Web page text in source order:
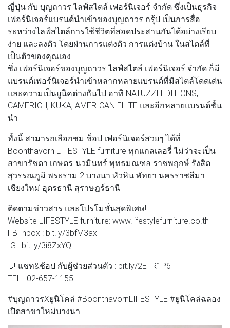
ญี่ปุ่น กับ บุญถาวร ไลฟ์สไตล์ เฟอร์นิเจอร์ จำกัด ซึ่งเป็นธุรกิจ
เฟอร์นิเจอร์แบรนด์นำเข้าของบุญถาวร กรุ้ป เป็นการสื่อ
ระหว่างไลฟ์สไตล์การใช้ชีวิตที่สอดประสานกันได้อย่างเรียบ
ง่าย และลงตัว โดยผ่านการแต่งตัว การแต่งบ้าน ในสไตล์ที่
เป็นตัวของคุณเอง
ซึ่ง เฟอร์นิเจอร์ของบุญถาวร ไลฟ์สไตล์ เฟอร์นิเจอร์ จำกัด ก็มี
แบรนด์เฟอร์นิเจอร์นำเข้าหลากหลายแบรนด์ที่มีสไตล์โดดเด่น
และความเป็นยูนิคต่างกันไป อาทิ NATUZZI EDITIONS,
CAMERICH, KUKA, AMERICAN ELITE และอีกหลายแบรนด์ชั้น
นำ
ทั้งนี้ สามารถเลือกชม ช็อป เฟอร์นิเจอร์สวยๆ ได้ที่
Boonthavorn LIFESTYLE furniture ทุกแกลเลอรี่ ไม่ว่าจะเป็น
สาขารัชดา เกษตร-นวมินทร์ พุทธมณฑล ราชพฤกษ์ รังสิต
สุวรรณภูมิ พระราม 2 บางนา หัวหิน พัทยา นครราชสีมา
เชียงใหม่ อุดรธานี สุราษฎร์ธานี
ติดตามข่าวสาร และโปรโมชั่นสุดพิเศษ!
Website LIFESTYLE furniture: www.lifestylefurniture.co.th
FB Inbox : bit.ly/3bfM3ax
IG : bit.ly/3i8ZxYQ
💬 แชท&ช้อป กับผู้ช่วยส่วนตัว : bit.ly/2ETR1P6
TEL : 02-657-1155
#บุญถาวรXยูนิโคล่ #BoonthavornLIFESTYLE #ยูนิโคล่ฉลอง
เปิดสาขาใหม่บางนา